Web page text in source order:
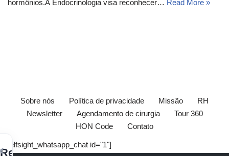
hormônios.A Endocrinologia visa reconhecer… Read More »
Sobre nós Política de privacidade Missão
RH
Newsletter
Agendamento de cirurgia
Tour 360
HON Code
Contato
[elfsight_whatsapp_chat id="1"]
Receba